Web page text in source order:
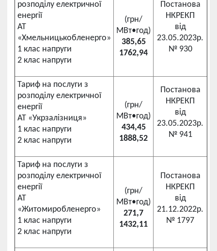
розподілу електричної
енергії
АТ
«Хмельницькобленерго»
1 клас напруги
2 клас напруги
(грн/
МВт•год)
385,65
1762,94
Постанова
НКРЕКП
від
23.05.2023р.
№ 930
Тариф на послуги з
розподілу електричної
енергії
АТ «Укрзалізниця»
1 клас напруги
2 клас напруги
(грн/
МВт•год)
434,45
1888,52
Постанова
НКРЕКП
від
23.05.2023р.
№ 941
Тариф на послуги з
розподілу електричної
енергії
АТ
«Житомиробленерго»
1 клас напруги
2 клас напруги
(грн/
МВт•год)
271,7
1432,11
Постанова
НКРЕКП
від
21.12.2022р.
№ 1797